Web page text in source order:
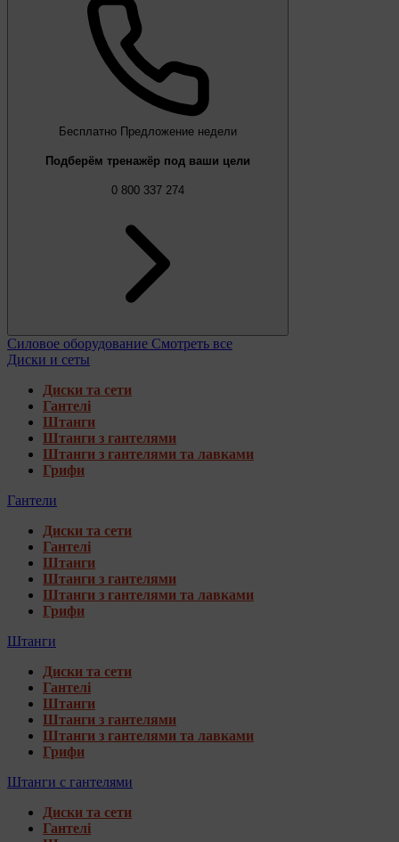
Бесплатно Предложение недели
Подберём тренажёр под ваши цели
0 800 337 274
Силовое оборудование Смотреть все
Диски и сеты
Диски та сети
Гантелі
Штанги
Штанги з гантелями
Штанги з гантелями та лавками
Грифи
Гантели
Диски та сети
Гантелі
Штанги
Штанги з гантелями
Штанги з гантелями та лавками
Грифи
Штанги
Диски та сети
Гантелі
Штанги
Штанги з гантелями
Штанги з гантелями та лавками
Грифи
Штанги с гантелями
Диски та сети
Гантелі